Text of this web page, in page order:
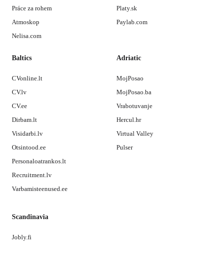
Práce za rohem
Atmoskop
Nelisa.com
Platy.sk
Paylab.com
Baltics
CVonline.lt
CV.lv
CV.ee
Dirbam.lt
Visidarbi.lv
Otsintood.ee
Personaloatrankos.lt
Recruitment.lv
Varbamisteenused.ee
Adriatic
MojPosao
MojPosao.ba
Vrabotuvanje
Hercul.hr
Virtual Valley
Pulser
Scandinavia
Jobly.fi